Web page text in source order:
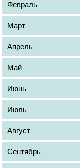
Февраль
Март
Апрель
Май
Июнь
Июль
Август
Сентябрь